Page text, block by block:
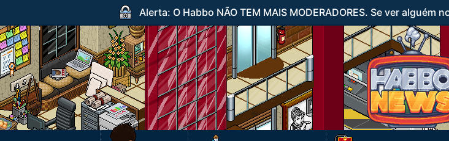
Alerta: O Habbo NÃO TEM MAIS MODERADORES. Se ver